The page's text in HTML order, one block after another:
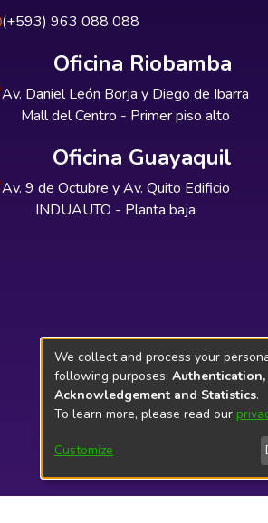
(+593) 963 088 088
Oficina Riobamba
Av. Daniel León Borja y Diego de Ibarra
Mall del Centro - Primer piso alto
Oficina Guayaquil
Av. 9 de Octubre y Av. Quito Edificio
INDUAUTO - Planta baja
We collect and process your
following purposes: Authentication,
Acknowledgement and Statistics.
To learn more, please read our
Customize